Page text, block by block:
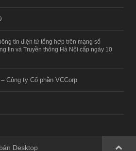
tin điện tử tổng hợp trên mạng số
tin và Truyền thông Hà Nội cấp ngày 10
Công ty Cổ phần VCCorp
Desktop